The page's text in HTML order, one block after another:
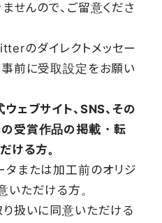
せんので、ご留意くださ
のダイレクトメッセー
事前に受取設定をお願い
ェブサイト、SNS、その
受賞作品の掲載・転
ける方。
タまたは加工前のオリジ
いただける方。
り扱いに同意いただける